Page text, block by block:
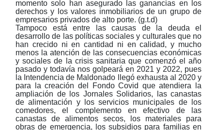
momento solo han asegurado las ganancias en los
derechos y los valores inmobiliarios de un grupo de
empresarios privados de alto porte. (g.t.d)
Tampoco está entre las causas de la deuda el
desarrollo de las políticas sociales y culturales que no
han crecido ni en cantidad ni en calidad, y mucho
menos la atención de las consecuencias económicas
y sociales de la crisis sanitaria que comenzó el año
pasado y todavía nos golpeará en 2021 y 2022, pues
la Intendencia de Maldonado llegó exhausta al 2020 y
para la creación del Fondo Covid que atendiera la
ampliación de los Jornales Solidarios, las canastas
de alimentación y los servicios municipales de los
comedores, el complemento en efectivo de las
canastas de alimentos secos, los materiales para
obras de emergencia, los subsidios para familias en